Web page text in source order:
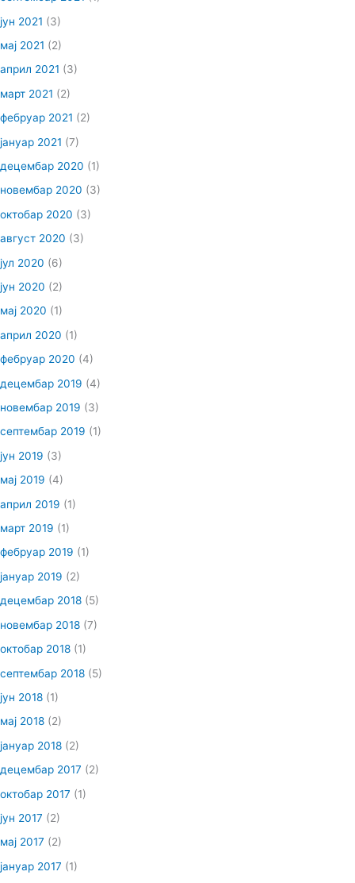
јун 2021 (3)
мај 2021 (2)
април 2021 (3)
март 2021 (2)
фебруар 2021 (2)
јануар 2021 (7)
децембар 2020 (1)
новембар 2020 (3)
октобар 2020 (3)
август 2020 (3)
јул 2020 (6)
јун 2020 (2)
мај 2020 (1)
април 2020 (1)
фебруар 2020 (4)
децембар 2019 (4)
новембар 2019 (3)
септембар 2019 (1)
јун 2019 (3)
мај 2019 (4)
април 2019 (1)
март 2019 (1)
фебруар 2019 (1)
јануар 2019 (2)
децембар 2018 (5)
новембар 2018 (7)
октобар 2018 (1)
септембар 2018 (5)
јун 2018 (1)
мај 2018 (2)
јануар 2018 (2)
децембар 2017 (2)
октобар 2017 (1)
јун 2017 (2)
мај 2017 (2)
јануар 2017 (1)